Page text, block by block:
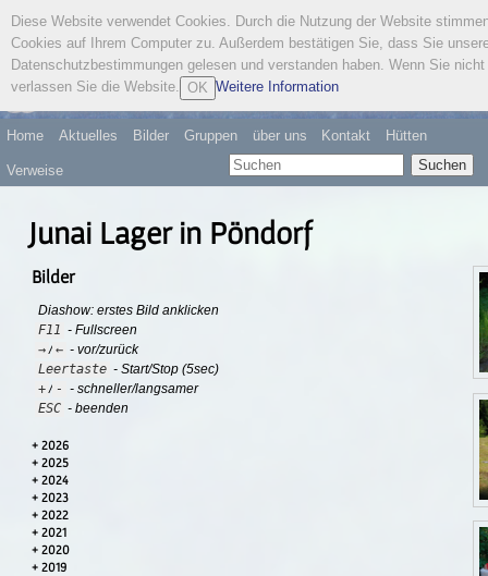
Österreichischer
Wandervogel
Home Aktuelles Bilder Gruppen über uns Kontakt Hütten
Verweise Suchen
Junai Lager in Pöndorf
Bilder
Diashow: erstes Bild anklicken
F11 - Fullscreen
→ / ← - vor/zurück
Leertaste - Start/Stop (5sec)
+ / - - schneller/langsamer
ESC - beenden
2026
2025
2024
2023
2022
2021
2020
2019
Diese Website verwendet Cookies. Durch die Nutzung der Website
Cookies auf Ihrem Computer zu. Außerdem bestätigen Sie, dass Sie
Datenschutzbestimmungen gelesen und verstanden haben. Wenn Sie
verlassen Sie die Website. OK Weitere Information